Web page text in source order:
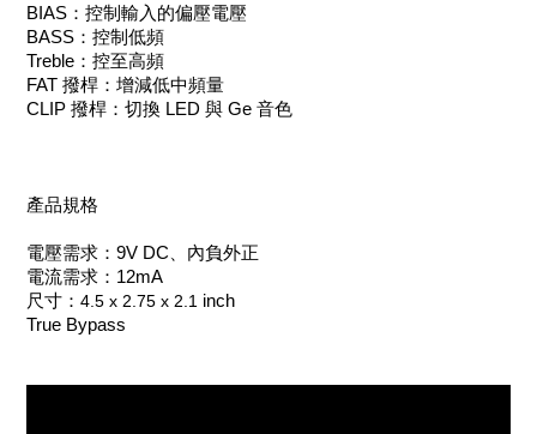
BIAS：控制輸入的偏壓電壓
BASS：控制低頻
Treble：控至高頻
FAT 撥桿：增減低中頻量
CLIP 撥桿：切換 LED 與 Ge 音色
產品規格
電壓需求：9V DC、內負外正
電流需求：12mA
尺寸： 4.5 x 2.75 x 2.1 inch
True Bypass